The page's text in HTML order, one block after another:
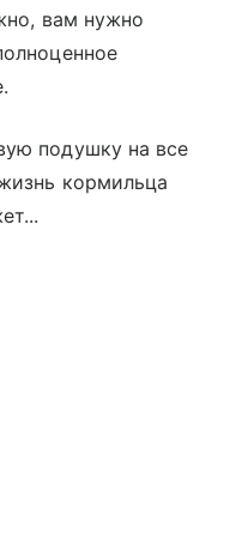
вам нужно
подушку на все
кормильца